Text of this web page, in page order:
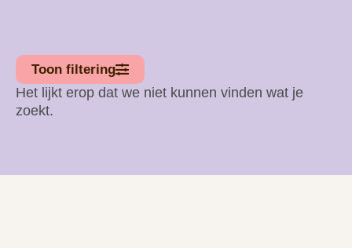
Toon filtering
Het lijkt erop dat we niet kunnen vinden wat je
zoekt.